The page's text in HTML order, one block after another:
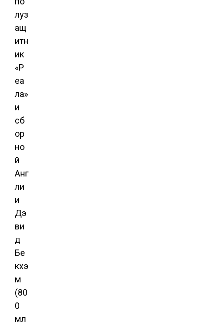
луз
ащ
итн
ик
«Р
еа
ла»
и
сб
ор
но
й
Анг
ли
и
Дэ
ви
д
Бе
кхэ
м
(80
0
мл